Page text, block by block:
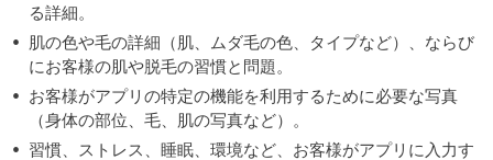
る詳細。
肌の色や毛の詳細（肌、ムダ毛の色、タイプなど）、ならび
にお客様の肌や脱毛の習慣と問題。
お客様がアプリの特定の機能を利用するために必要な写真
（身体の部位、毛、肌の写真など）。
習慣、ストレス、睡眠、環境など、お客様がアプリに入力す